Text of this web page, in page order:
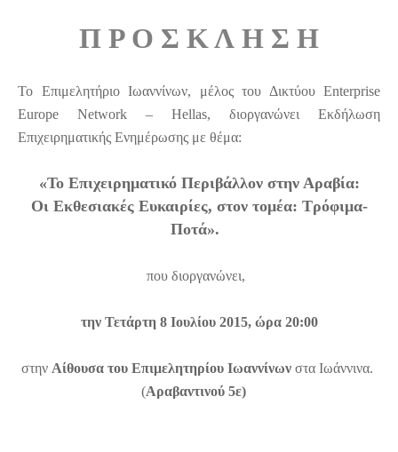
Π Ρ Ο Σ Κ Λ Η Σ Η
Το Επιμελητήριο Ιωαννίνων, μέλος του Δικτύου Enterprise
Europe Network – Hellas, διοργανώνει Εκδήλωση
Επιχειρηματικής Ενημέρωσης με θέμα:
«Το Επιχειρηματικό Περιβάλλον στην Αραβία:
Οι Εκθεσιακές Ευκαιρίες, στον τομέα: Τρόφιμα-
Ποτά».
που διοργανώνει,
την Τετάρτη 8 Ιουλίου 2015, ώρα 20:00
στην Αίθουσα του Επιμελητηρίου Ιωαννίνων στα Ιωάννινα.
(Αραβαντινού 5ε)